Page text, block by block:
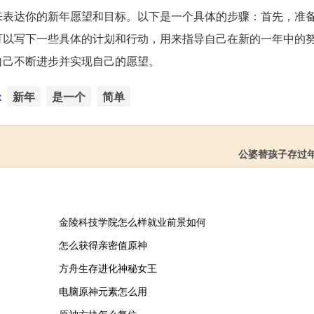
达你的新年愿望和目标。以下是一个具体的步骤：首先，准
写下一些具体的计划和行动，用来指导自己在新的一年中的
不断进步并实现自己的愿望。
新年 是一个 简单
公婆替孩子存过
金陵科技学院怎么样就业前景如何
怎么获得亲密值原神
方舟生存进化神秘女王
电脑原神元素怎么用